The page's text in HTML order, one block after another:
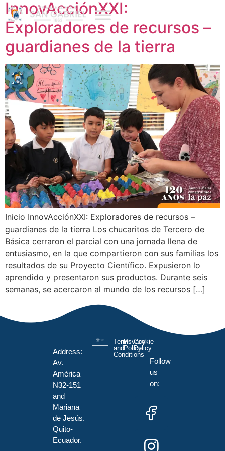
InnovAcciónXXI:
Exploradores de recursos –
guardianes de la tierra
Inicio InnovAcciónXXI: Exploradores de recursos –
guardianes de la tierra Los chucaritos de Tercero de
Básica cerraron el parcial con una jornada llena de
entusiasmo, en la que compartieron con sus familias los
resultados de su Proyecto Científico. Expusieron lo
aprendido y presentaron sus productos. Durante seis
semanas, se acercaron al mundo de los recursos […]
Address:
Av.
América
N32-151
and
Mariana
de Jesús.
Quito-
Ecuador.
Terms
and
Conditions
Privacy
Policy
Cookie
Policy
Follow
us
on: